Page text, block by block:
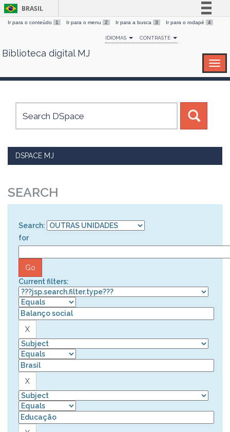
Skip
BRASIL
Simplifique!
Comunica BR
Canais
Ir para o conteúdo 1 Ir para o menu 2 Ir para a busca 3 Ir para o rodapé 4
IDIOMAS CONTRASTE
Biblioteca digital MJ
DSPACE MJ
SEARCH
Search:
for
Current filters: